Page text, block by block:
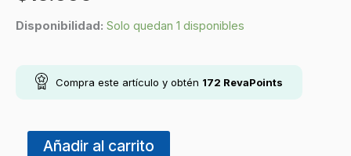
Disponibilidad: Solo quedan 1 disponibles
Compra este artículo y obtén 172 RevaPoints
Añadir al carrito